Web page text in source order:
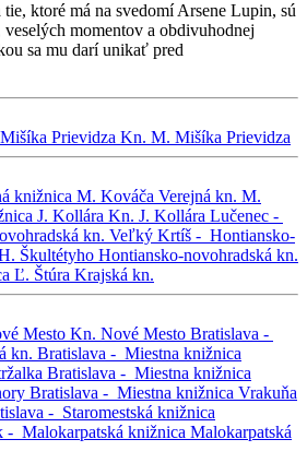
ktoré má na svedomí Arsene Lupin, sú
momentov a obdivuhodnej
sa mu darí unikať pred
Prievidza Kn. M. Mišíka Prievidza
knižnica M. Kováča Verejná kn. M.
J. Kollára Kn. J. Kollára Lučenec -
kn. Veľký Krtíš - Hontiansko-
Škultétyho Hontiansko-novohradská kn.
Ľ. Štúra Krajská kn.
Mesto Kn. Nové Mesto Bratislava -
kn. Bratislava - Miestna knižnica
Bratislava - Miestna knižnica
Bratislava - Miestna knižnica Vrakuňa
- Staromestská knižnica
- Malokarpatská knižnica Malokarpatská